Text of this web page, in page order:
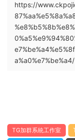
https://
a%a0%e7%be%a4/
TG加群系統工作室